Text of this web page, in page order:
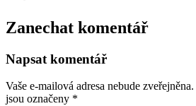
Zanechat komentář
Napsat komentář
Vaše e-mailová adresa nebude zveřejněna.
jsou označeny *